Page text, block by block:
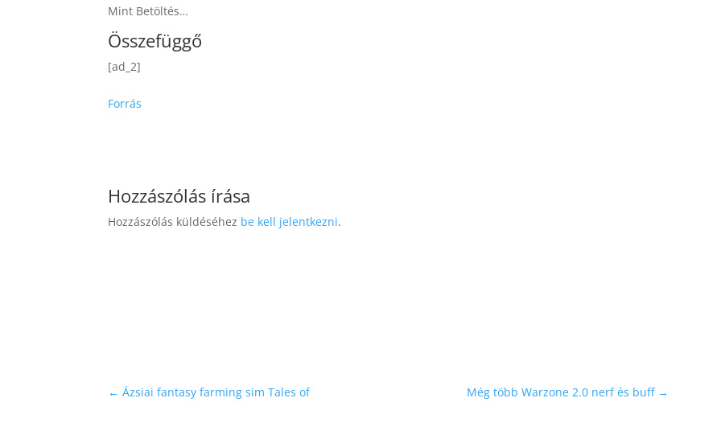
Mint Betöltés…
Összefüggő
[ad_2]
Forrás
Hozzászólás írása
Hozzászólás küldéséhez be kell jelentkezni.
←Ázsiai fantasy farming sim Tales of Még több Warzone 2.0 nerf és buff→